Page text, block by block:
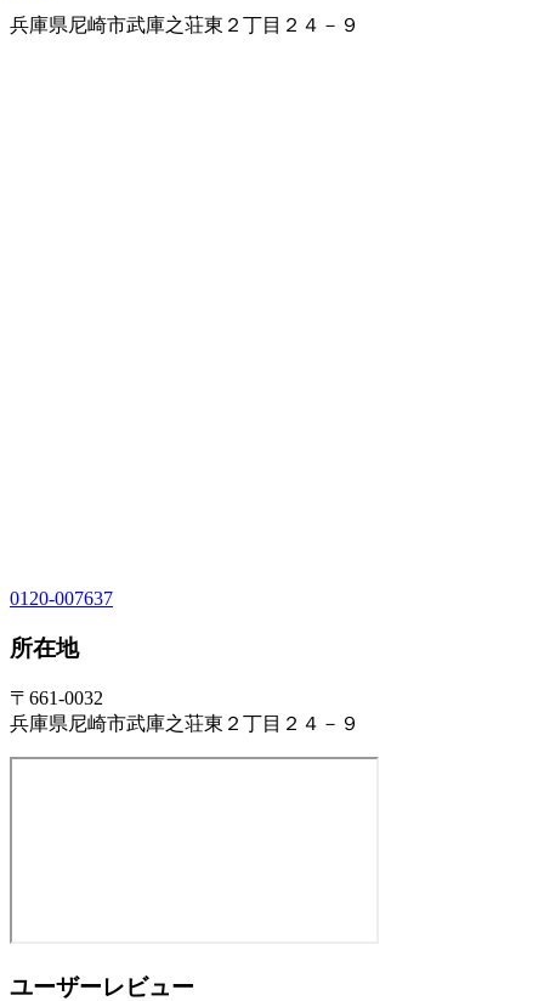
兵庫県尼崎市武庫之荘東２丁目２４－９
0120-007637
所在地
〒661-0032
兵庫県尼崎市武庫之荘東２丁目２４－９
ユーザーレビュー